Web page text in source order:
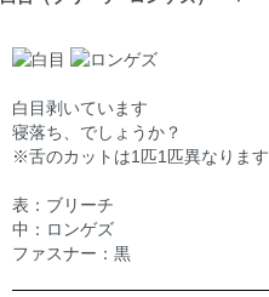
白目剥いています
寝落ち、でしょうか？
※舌のカットは1匹1匹異なります
表：ブリーチ
中：ロンゲズ
ファスナー：黒